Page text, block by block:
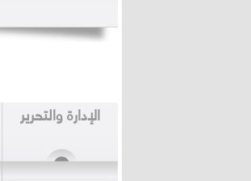
الإدارة والتحرير